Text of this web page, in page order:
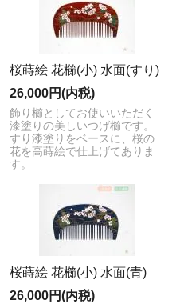
桜蒔絵 花櫛(小) 水面(すり)
26,000円(内税)
飾り櫛としてお使いいただく
漆塗りの美しいつげ櫛です。
すり漆塗りをベースに、桜の
花を高蒔絵で仕上げてありま
す。
桜蒔絵 花櫛(小) 水面(青)
26,000円(内税)